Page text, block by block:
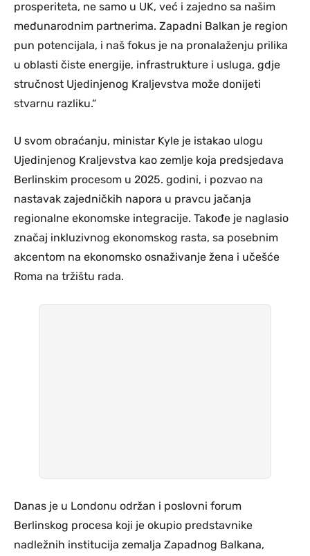
prosperiteta, ne samo u UK, već i zajedno sa našim
međunarodnim partnerima. Zapadni Balkan je region
pun potencijala, i naš fokus je na pronalaženju prilika
u oblasti čiste energije, infrastrukture i usluga, gdje
stručnost Ujedinjenog Kraljevstva može donijeti
stvarnu razliku.“
U svom obraćanju, ministar Kyle je istakao ulogu
Ujedinjenog Kraljevstva kao zemlje koja predsjedava
Berlinskim procesom u 2025. godini, i pozvao na
nastavak zajedničkih napora u pravcu jačanja
regionalne ekonomske integracije. Takođe je naglasio
značaj inkluzivnog ekonomskog rasta, sa posebnim
akcentom na ekonomsko osnaživanje žena i učešće
Roma na tržištu rada.
Danas je u Londonu održan i poslovni forum
Berlinskog procesa koji je okupio predstavnike
nadležnih institucija zemalja Zapadnog Balkana,